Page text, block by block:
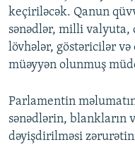
keçiriləcək. Qanun
sənədlər, milli valyuta,
lövhələr, göstəricilər
müəyyən olunmuş
Parlamentin
sənədlərin, blankların
dəyişdirilməsi